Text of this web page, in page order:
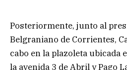
Posteriormente, junto al
Belgraniano de Corrientes,
cabo en la plazoleta ubicada
la avenida 3 de Abril y Pago